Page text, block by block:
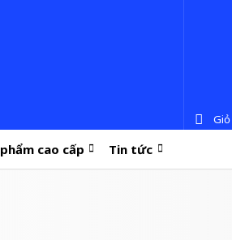
cao cấp Tin tức